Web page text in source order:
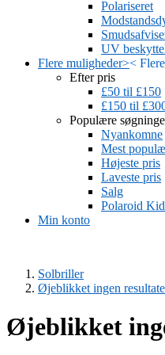
Polariseret
UV
Flere muligheder><
Efter pris
£50 til £150
£150 til
Populære
Nyankomne
Mest
Højeste pris
Laveste pris
Salg
Polaroid
Min konto
Solbriller
Øjeblikket ingen
Øjeblikket